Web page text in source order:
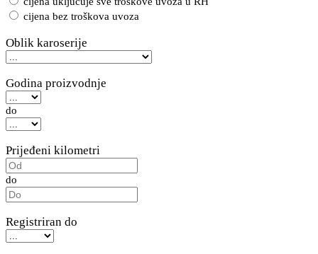
cijena bez troškova uvoza
Oblik karoserije
Godina proizvodnje
do
Prijeđeni kilometri
do
Registriran do